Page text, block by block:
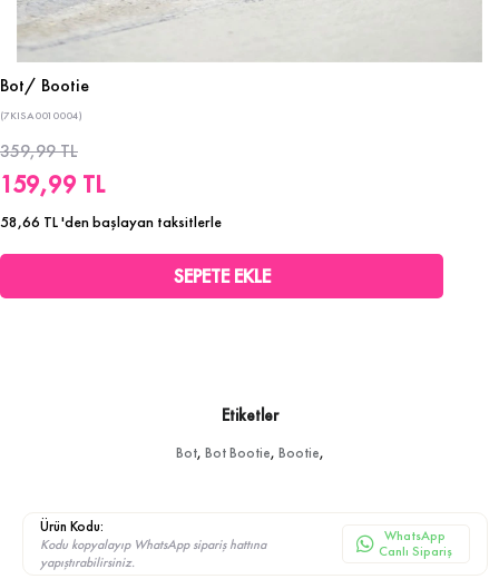
Bot/ Bootie
(7KISA0010004)
359,99 TL
159,99 TL
58,66 TL'den başlayan taksitlerle
Etiketler
Bot, Bot Bootie, Bootie,
Ürün Kodu:
Kodu kopyalayıp WhatsApp sipariş hattına
yapıştırabilirsiniz.
WhatsApp
Canlı Sipariş